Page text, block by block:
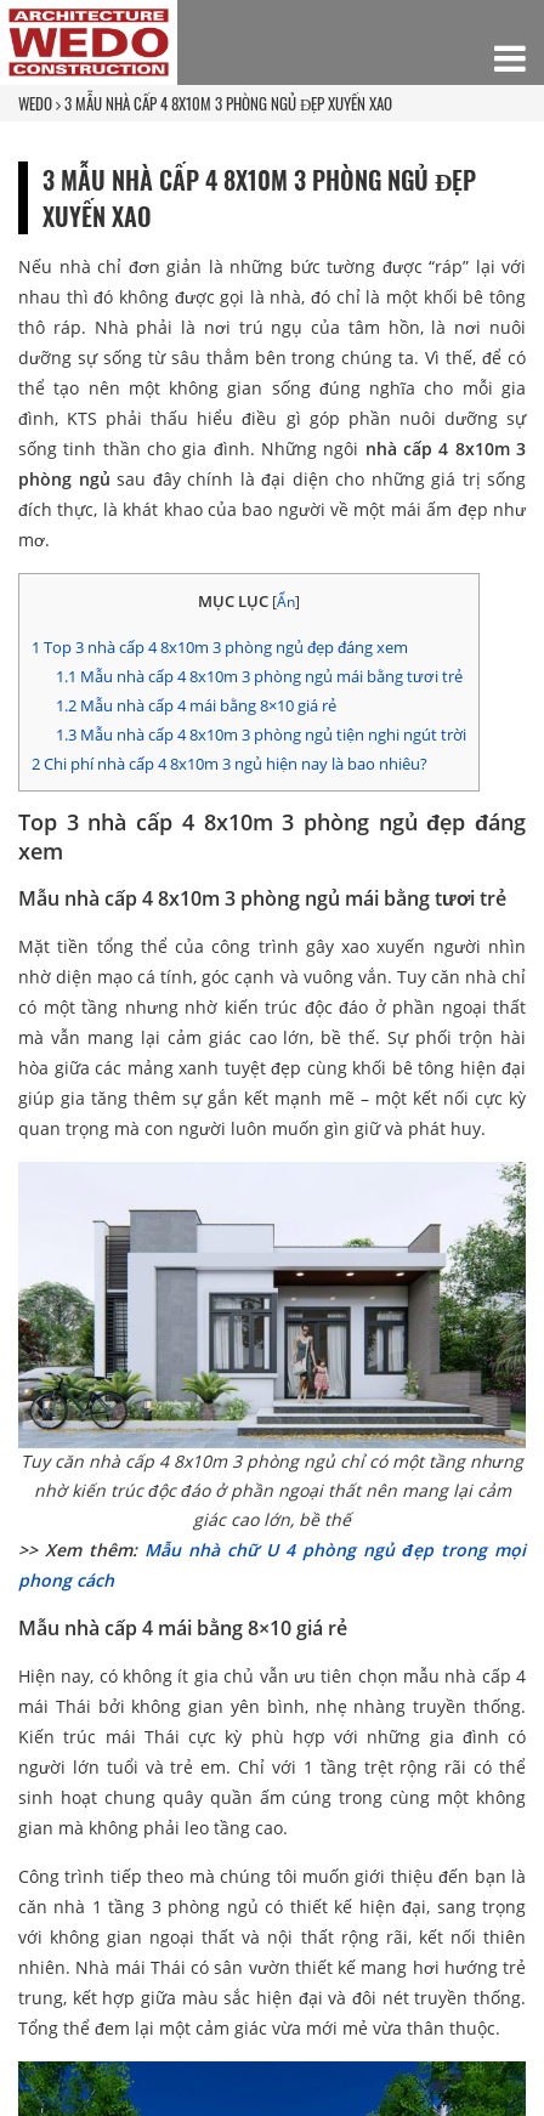
WEDO 3 MẪU NHÀ CẤP 4 8X10M 3 PHÒNG NGỦ ĐẸP XUYẾN XAO
3 MẪU NHÀ CẤP 4 8X10M 3 PHÒNG NGỦ ĐẸP
XUYẾN XAO
Nếu nhà chỉ đơn giản là những bức tường được “ráp” lại với
nhau thì đó không được gọi là nhà, đó chỉ là một khối bê tông
thô ráp. Nhà phải là nơi trú ngụ của tâm hồn, là nơi nuôi
dưỡng sự sống từ sâu thẳm bên trong chúng ta. Vì thế, để có
thể tạo nên một không gian sống đúng nghĩa cho mỗi gia
đình, KTS phải thấu hiểu điều gì góp phần nuôi dưỡng sự
sống tinh thần cho gia đình. Những ngôi nhà cấp 4 8x10m 3
phòng ngủ sau đây chính là đại diện cho những giá trị sống
đích thực, là khát khao của bao người về một mái ấm đẹp như
mơ.
MỤC LỤC [Ẩn]
1 Top 3 nhà cấp 4 8x10m 3 phòng ngủ đẹp đáng xem
1.1 Mẫu nhà cấp 4 8x10m 3 phòng ngủ mái bằng tươi trẻ
1.2Mẫu nhà cấp 4 mái bằng 8×10 giá rẻ
1.3Mẫu nhà cấp 4 8x10m 3 phòng ngủ tiện nghi ngút trời
2Chi phí nhà cấp 4 8x10m 3 ngủ hiện nay là bao nhiêu?
Top 3 nhà cấp 4 8x10m 3 phòng ngủ đẹp đáng
xem
Mẫu nhà cấp 4 8x10m 3 phòng ngủ mái bằng tươi trẻ
Mặt tiền tổng thể của công trình gây xao xuyến người nhìn
nhờ diện mạo cá tính, góc cạnh và vuông vắn. Tuy căn nhà chỉ
có một tầng nhưng nhờ kiến trúc độc đáo ở phần ngoại thất
mà vẫn mang lại cảm giác cao lớn, bề thế. Sự phối trộn hài
hòa giữa các mảng xanh tuyệt đẹp cùng khối bê tông hiện đại
giúp gia tăng thêm sự gắn kết mạnh mẽ – một kết nối cực kỳ
quan trọng mà con người luôn muốn gìn giữ và phát huy.
Tuy căn nhà cấp 4 8x10m 3 phòng ngủ chỉ có một tầng nhưng
nhờ kiến trúc độc đáo ở phần ngoại thất nên mang lại cảm
giác cao lớn, bề thế
>> Xem thêm: Mẫu nhà chữ U 4 phòng ngủ đẹp trong mọi
phong cách
Mẫu nhà cấp 4 mái bằng 8×10 giá rẻ
Hiện nay, có không ít gia chủ vẫn ưu tiên chọn mẫu nhà cấp 4
mái Thái bởi không gian yên bình, nhẹ nhàng truyền thống.
Kiến trúc mái Thái cực kỳ phù hợp với những gia đình có
người lớn tuổi và trẻ em. Chỉ với 1 tầng trệt rộng rãi có thể
sinh hoạt chung quây quần ấm cúng trong cùng một không
gian mà không phải leo tầng cao.
Công trình tiếp theo mà chúng tôi muốn giới thiệu đến bạn là
căn nhà 1 tầng 3 phòng ngủ có thiết kế hiện đại, sang trọng
với không gian ngoại thất và nội thất rộng rãi, kết nối thiên
nhiên. Nhà mái Thái có sân vườn thiết kế mang hơi hướng trẻ
trung, kết hợp giữa màu sắc hiện đại và đôi nét truyền thống.
Tổng thể đem lại một cảm giác vừa mới mẻ vừa thân thuộc.